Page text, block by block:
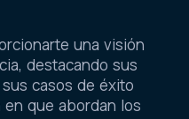
una visión
destacando sus
casos de éxito
que abordan los